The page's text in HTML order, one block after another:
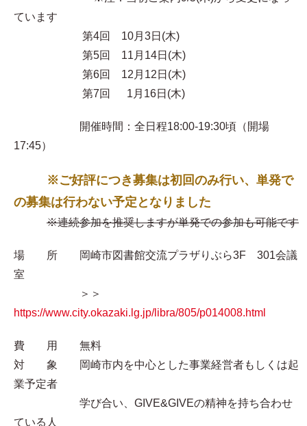
ています
第4回 10月3日(木)
第5回 11月14日(木)
第6回 12月12日(木)
第7回 1月16日(木)
開催時間：全日程18:00-19:30頃（開場
17:45）
※ご好評につき募集は初回のみ行い、単発で
の募集は行わない予定となりました
※連続参加を推奨しますが単発での参加も可能です
場 所 岡崎市図書館交流プラザりぶら3F 301会議
室
＞＞
https://www.city.okazaki.lg.jp/libra/805/p014008.html
費 用 無料
対 象 岡崎市内を中心とした事業経営者もしくは起
業予定者
学び合い、GIVE&GIVEの精神を持ち合わせ
ている人